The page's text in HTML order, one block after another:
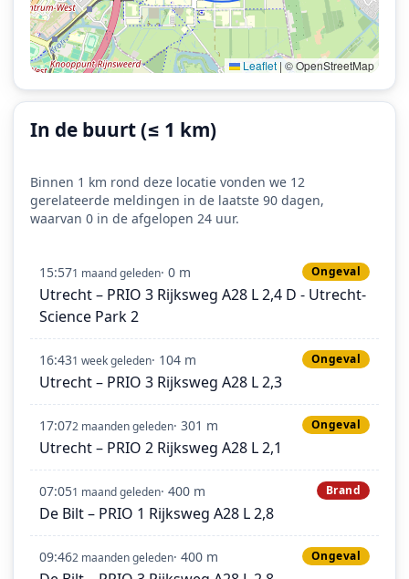
Leaflet | © OpenStreetMap
In de buurt (≤ 1 km)
Binnen 1 km rond deze locatie vonden we 12
gerelateerde meldingen in de laatste 90 dagen,
waarvan 0 in de afgelopen 24 uur.
15:571 maand geleden· 0 m Ongeval
Utrecht – PRIO 3 Rijksweg A28 L 2,4 D - Utrecht-
Science Park 2
16:431 week geleden· 104 m Ongeval
Utrecht – PRIO 3 Rijksweg A28 L 2,3
17:072 maanden geleden· 301 m Ongeval
Utrecht – PRIO 2 Rijksweg A28 L 2,1
07:051 maand geleden· 400 m Brand
De Bilt – PRIO 1 Rijksweg A28 L 2,8
09:462 maanden geleden· 400 m Ongeval